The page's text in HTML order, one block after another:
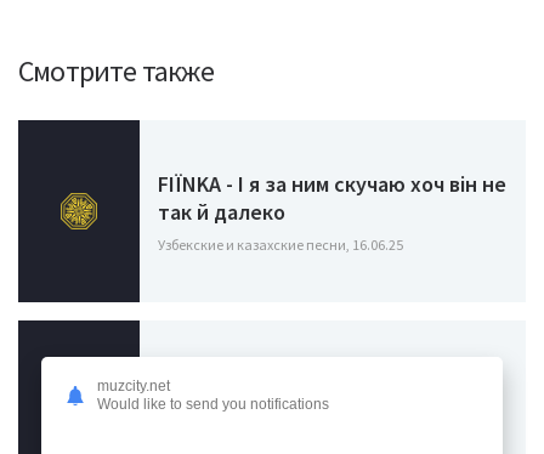
Смотрите также
FIЇNKA - І я за ним скучаю хоч він не
так й далеко
Узбекские и казахские песни, 16.06.25
Камаз - Ах как же я скучаю по тебе
muzcity.net
Would like to send you notifications